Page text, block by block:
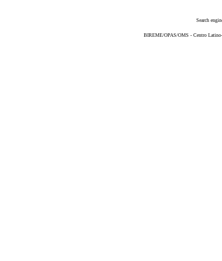
Search
BIREME/OPAS/OMS - Centro Latino-